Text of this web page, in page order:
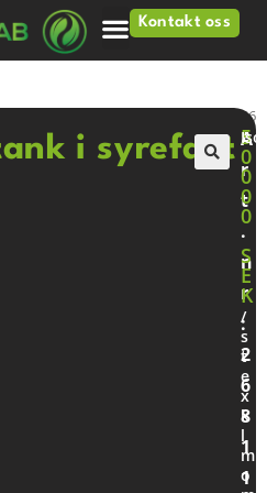
Kontakt oss
1000 liters tank i syrefast 316
i syrefast A
r
t
.
n
r
:
2
6
8
1
1
5
0
0
0
0
S
E
K
/
s
t
e
x
k
l
m
o